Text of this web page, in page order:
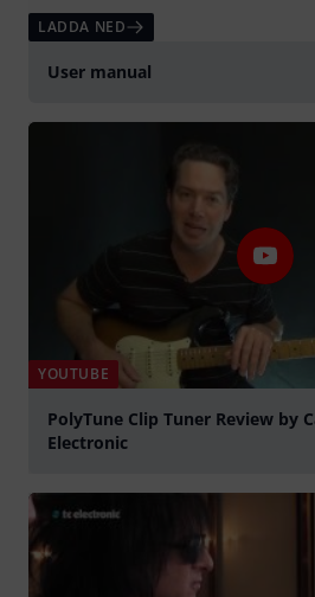
LADDA NED
User manual
YOUTUBE
PolyTune Clip Tuner Review by
Electronic